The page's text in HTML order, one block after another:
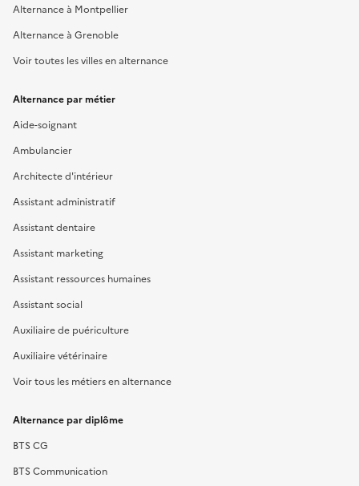
Alternance à Montpellier
Alternance à Grenoble
Voir toutes les villes en alternance
Alternance par métier
Aide-soignant
Ambulancier
Architecte d'intérieur
Assistant administratif
Assistant dentaire
Assistant marketing
Assistant ressources humaines
Assistant social
Auxiliaire de puériculture
Auxiliaire vétérinaire
Voir tous les métiers en alternance
Alternance par diplôme
BTS CG
BTS Communication